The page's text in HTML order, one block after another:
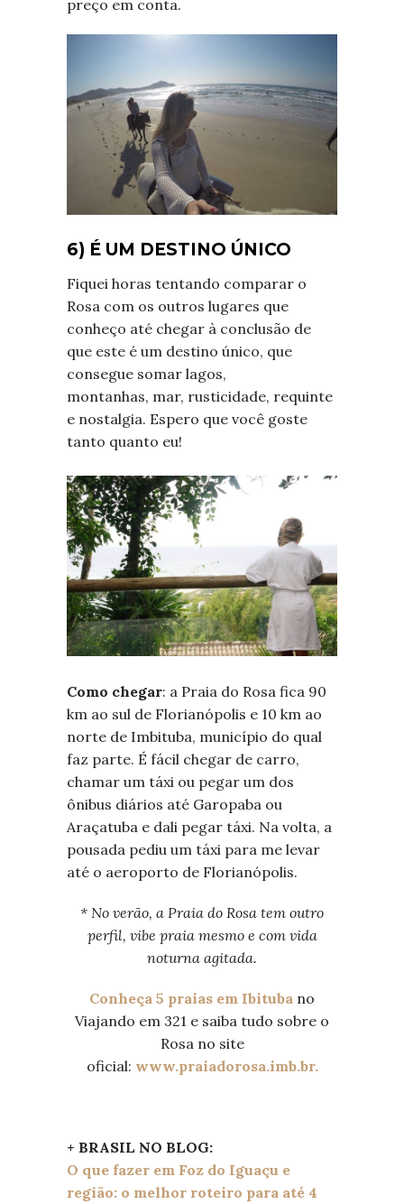
preço em conta.
6) É UM DESTINO ÚNICO
Fiquei horas tentando comparar o
Rosa com os outros lugares que
conheço até chegar à conclusão de
que este é um destino único, que
consegue somar lagos,
montanhas, mar, rusticidade, requinte
e nostalgia. Espero que você goste
tanto quanto eu!
Como chegar: a Praia do Rosa fica 90
km ao sul de Florianópolis e 10 km ao
norte de Imbituba, município do qual
faz parte. É fácil chegar de carro,
chamar um táxi ou pegar um dos
ônibus diários até Garopaba ou
Araçatuba e dali pegar táxi. Na volta, a
pousada pediu um táxi para me levar
até o aeroporto de Florianópolis.
* No verão, a Praia do Rosa tem outro
perfil, vibe praia mesmo e com vida
noturna agitada.
Conheça 5 praias em Ibituba no
Viajando em 321 e saiba tudo sobre o
Rosa no site
oficial: www.praiadorosa.imb.br.
+ BRASIL NO BLOG:
O que fazer em Foz do Iguaçu e
região: o melhor roteiro para até 4